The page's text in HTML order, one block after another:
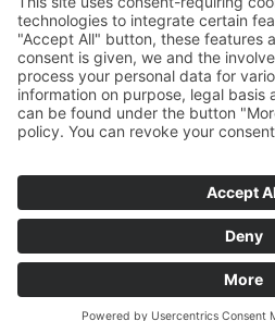
06.02.25
Neuer Telemann-
11.12.24
Prof. Dr. Wolfgang Hirschmann
Telemann-Preis 2025
23.04.24
Telemann-Zentrum zu Gast in
Veranstaltungen
Currently there are no events.
Highlights
Currently there are no events.